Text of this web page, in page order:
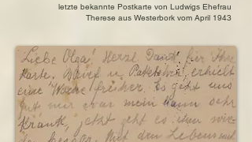
ermordet am 20. März 1943 in Sobibor
letzte bekannte Postkarte von Ludwigs Ehefrau
Therese aus Westerbork vom April 1943